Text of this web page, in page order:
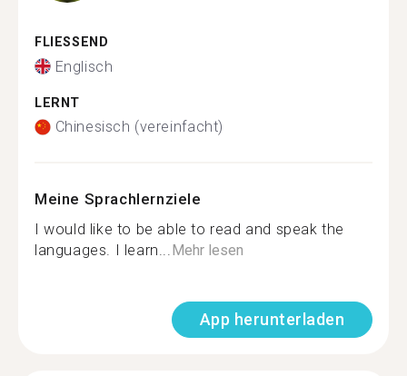
FLIESSEND
Englisch
LERNT
Chinesisch (vereinfacht)
Meine Sprachlernziele
I would like to be able to read and speak the
languages. I learn...Mehr lesen
App herunterladen